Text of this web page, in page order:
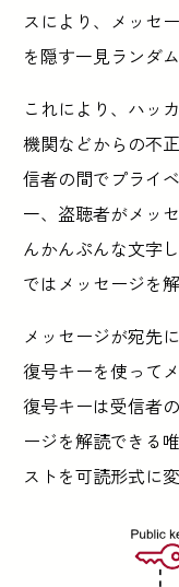
スにより、メッセ
を隠す一見ランダ
これにより、ハッ
機関などからの不
信者の間でプライ
一、盗聴者がメッ
んかんぷんな文字
ではメッセージを
メッセージが宛先
復号キーを使って
復号キーは受信者
ージを解読できる
ストを可読形式に変